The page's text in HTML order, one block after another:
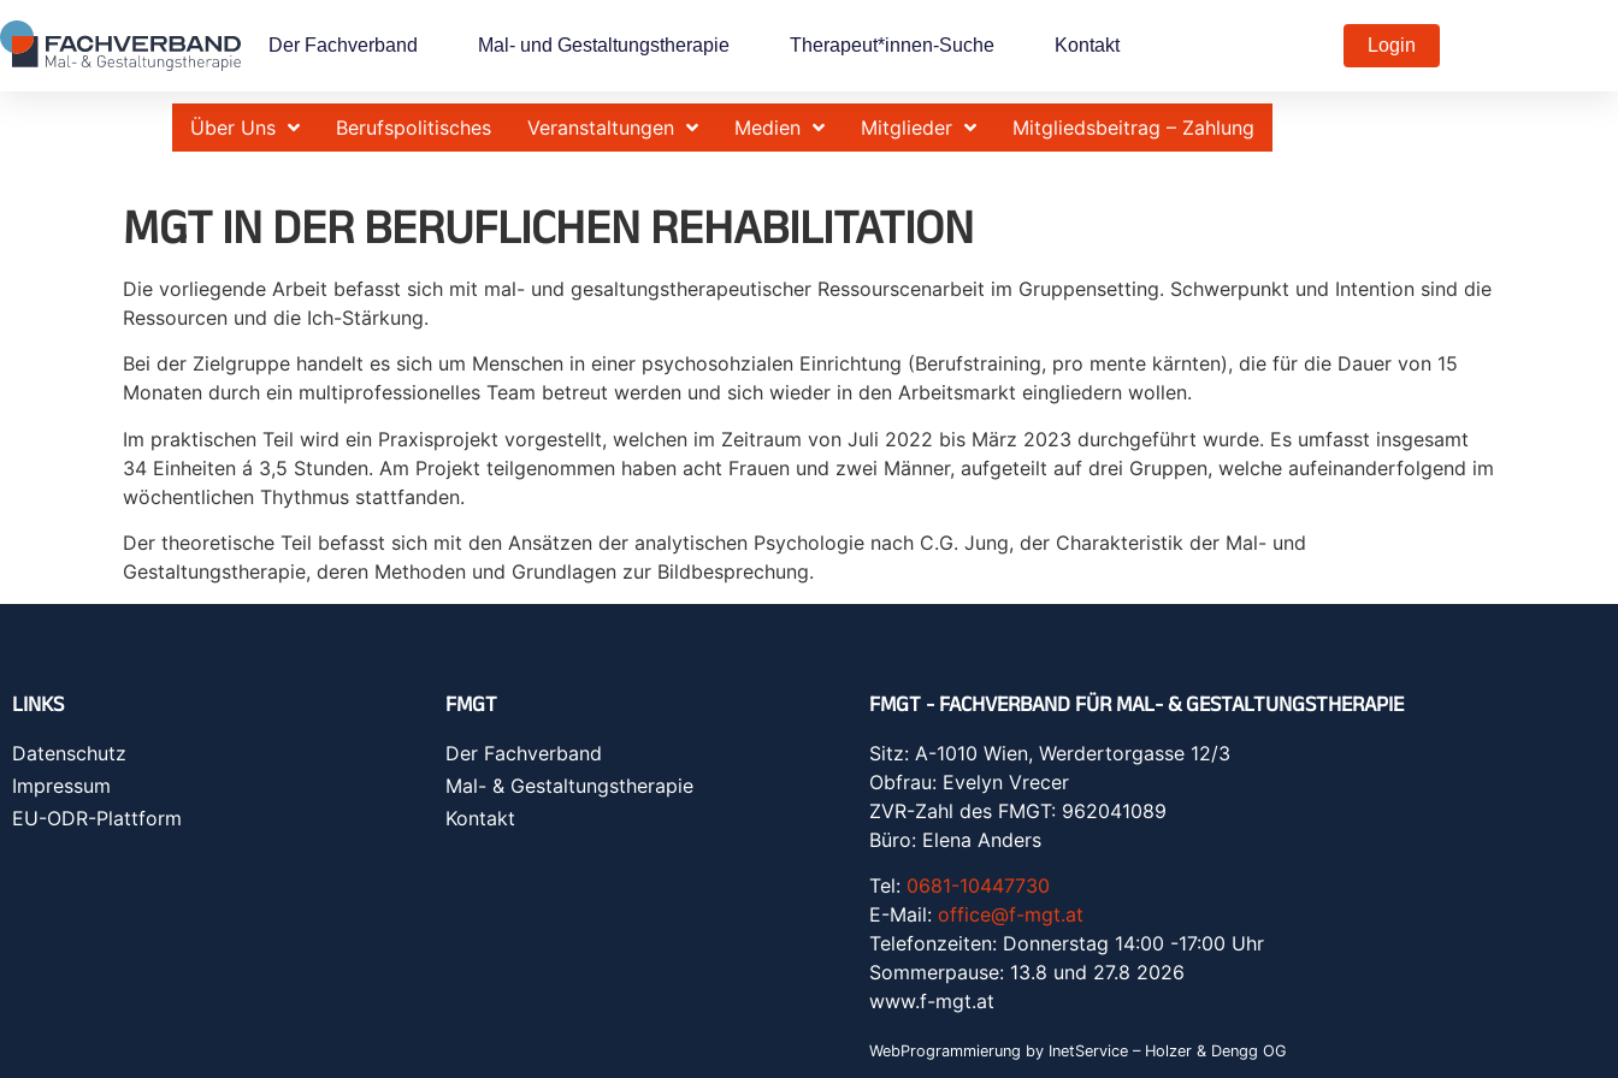
Der Fachverband Mal- und Gestaltungstherapie Therapeut*innen-Suche Kontakt Login
Über Uns Berufspolitisches Veranstaltungen Medien Mitglieder Mitgliedsbeitrag – Zahlung
MGT IN DER BERUFLICHEN REHABILITATION
Die vorliegende Arbeit befasst sich mit mal- und gesaltungstherapeutischer Ressourscenarbeit im Gruppensetting. Schwerpunkt und Intention sind die
Ressourcen und die Ich-Stärkung.
Bei der Zielgruppe handelt es sich um Menschen in einer psychosohzialen Einrichtung (Berufstraining, pro mente kärnten), die für die Dauer von 15
Monaten durch ein multiprofessionelles Team betreut werden und sich wieder in den Arbeitsmarkt eingliedern wollen.
Im praktischen Teil wird ein Praxisprojekt vorgestellt, welchen im Zeitraum von Juli 2022 bis März 2023 durchgeführt wurde. Es umfasst insgesamt
34 Einheiten á 3,5 Stunden. Am Projekt teilgenommen haben acht Frauen und zwei Männer, aufgeteilt auf drei Gruppen, welche aufeinanderfolgend im
wöchentlichen Thythmus stattfanden.
Der theoretische Teil befasst sich mit den Ansätzen der analytischen Psychologie nach C.G. Jung, der Charakteristik der Mal- und
Gestaltungstherapie, deren Methoden und Grundlagen zur Bildbesprechung.
LINKS
Datenschutz
Impressum
EU-ODR-Plattform
FMGT
Der Fachverband
Mal- & Gestaltungstherapie
Kontakt
FMGT - FACHVERBAND FÜR MAL- & GESTALTUNGSTHERAPIE
Sitz: A-1010 Wien, Werdertorgasse 12/3
Obfrau: Evelyn Vrecer
ZVR-Zahl des FMGT: 962041089
Büro: Elena Anders
Tel: 0681-10447730
E-Mail: office@f-mgt.at
Telefonzeiten: Donnerstag 14:00 -17:00 Uhr
Sommerpause: 13.8 und 27.8 2026
www.f-mgt.at
WebProgrammierung by InetService – Holzer & Dengg OG